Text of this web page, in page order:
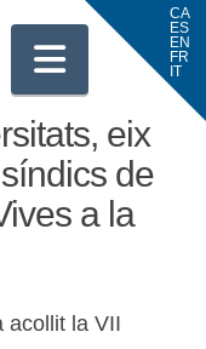
eix
de
a la
acollit la VII